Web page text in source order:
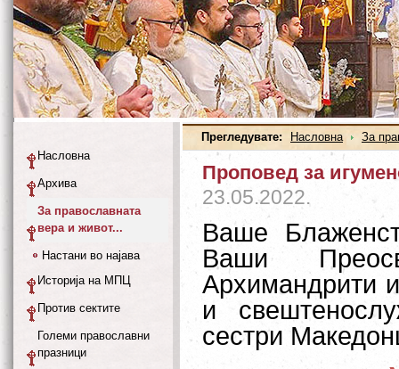
Прегледувате: Насловна За
Проповед за
23.05.2022.
Ваше
Ваши
Архимандрити
и
сестри
Насловна
Архива
За православната
вера и живот...
Настани во најава
Историја на МПЦ
Против сектите
Големи православни
празници